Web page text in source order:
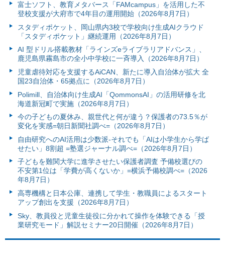
富⼠ソフト、教育メタバース「FAMcampus」を活用した不
登校支援が大府市で4年目の運用開始（2026年8月7日）
スタディポケット、岡山県内3校で学校向け生成AIクラウド
「スタディポケット」継続運用（2026年8月7日）
AI 型ドリル搭載教材「ラインズeライブラリアドバンス」、
鹿児島県霧島市の全小中学校に一斉導入（2026年8月7日）
児童虐待対応を支援するAiCAN、新たに導入自治体が拡大 全
国23自治体・65拠点に（2026年8月7日）
Polimill、自治体向け生成AI「QommonsAI」の活用研修を北
海道新冠町で実施（2026年8月7日）
今の子どもの夏休み、親世代と何が違う？保護者の73.5％が
変化を実感=朝日新聞社調べ=（2026年8月7日）
自由研究へのAI活用は少数派-それでも「AIは小学生から学ば
せたい」8割超 =塾選ジャーナル調べ=（2026年8月7日）
子どもを難関大学に進学させたい保護者調査 予備校選びの
不安第1位は「学費が高くないか」=横浜予備校調べ=（2026
年8月7日）
高専機構と日本公庫、連携して学生・教職員によるスタート
アップ創出を支援（2026年8月7日）
Sky、教員役と児童生徒役に分かれて操作を体験できる「授
業研究モード」解説セミナー20日開催（2026年8月7日）